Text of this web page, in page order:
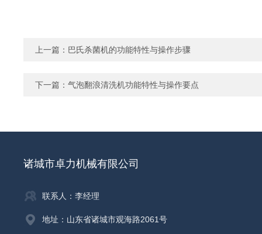
上一篇： 巴氏杀菌机的功能特性与操作步骤
下一篇： 气泡翻浪清洗机功能特性与操作要点
诸城市卓力机械有限公司
联系人：李经理
地址：山东省诸城市观海路2061号